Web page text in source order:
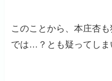
このことから、本庄杏
では…？とも疑ってしま